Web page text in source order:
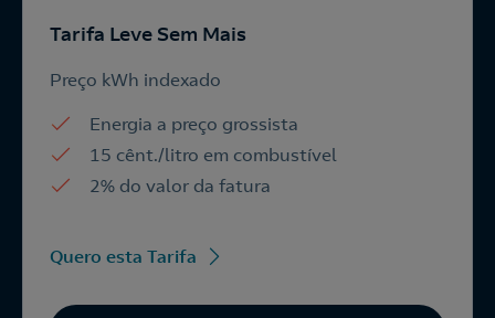
Tarifa Leve Sem Mais
Preço kWh indexado
Energia a preço grossista
15 cênt./litro em combustível
2% do valor da fatura
Quero esta Tarifa